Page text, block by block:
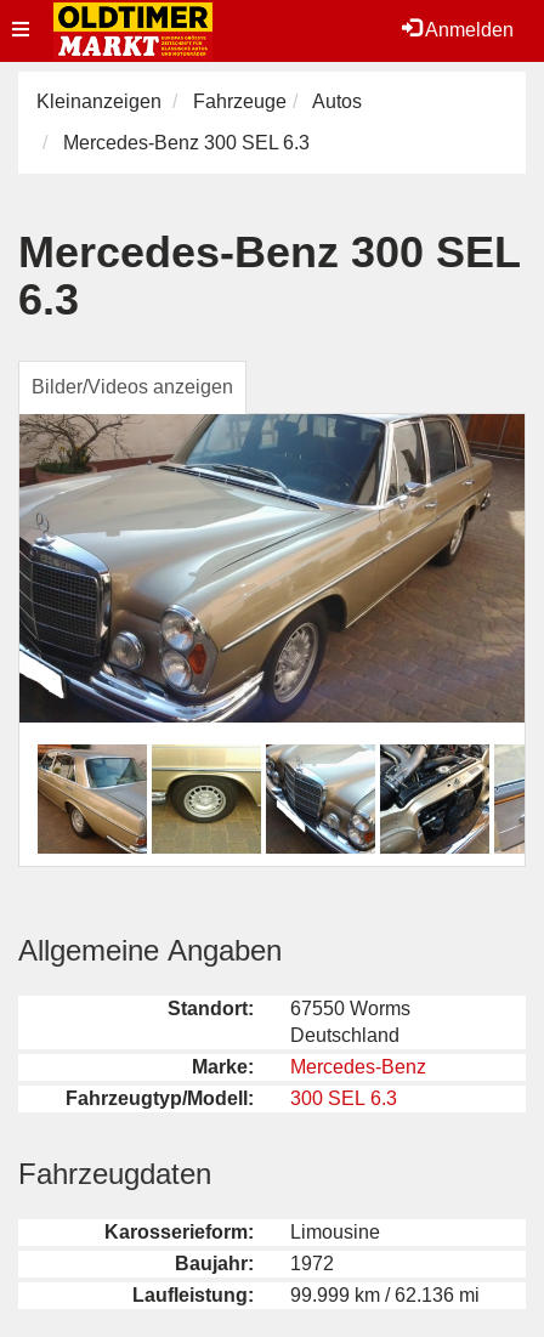
Anmelden
Toggle
navigation
Kleinanzeigen Fahrzeuge
Autos
Mercedes-Benz 300 SEL 6.3
Mercedes-Benz 300 SEL
6.3
Bilder/Videos anzeigen
Allgemeine Angaben
Standort:
67550 Worms
Deutschland
Marke:
Mercedes-Benz
Fahrzeugtyp/Modell:
300 SEL 6.3
Fahrzeugdaten
Karosserieform:
Limousine
Baujahr:
1972
Laufleistung:
99.999 km / 62.136 mi